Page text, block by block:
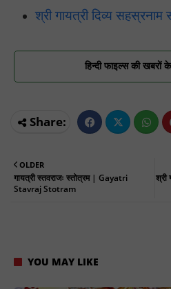
श्री गायत्री दिव्य सहस्रनाम
हिन्दी फाइल्स की खबरों
श्री
OLDER
गायत्री स्तवराजः स्तोत्रम | Gayatri
Stavraj Stotram
YOU MAY LIKE